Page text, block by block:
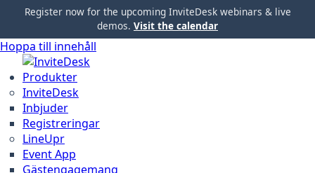
Register now for the upcoming InviteDesk webinars & live
demos. Visit the calendar
Hoppa till innehåll
Produkter
InviteDesk
Inbjuder
Registreringar
LineUpr
Event App
Gästengagemang